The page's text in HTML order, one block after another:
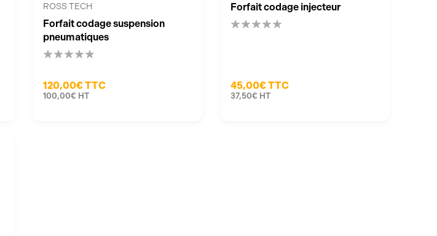
ROSS TECH
Forfait codage suspension
pneumatiques
120,00€TTC
100,00€ HT
Forfait codage injecteur
45,00€TTC
37,50€ HT